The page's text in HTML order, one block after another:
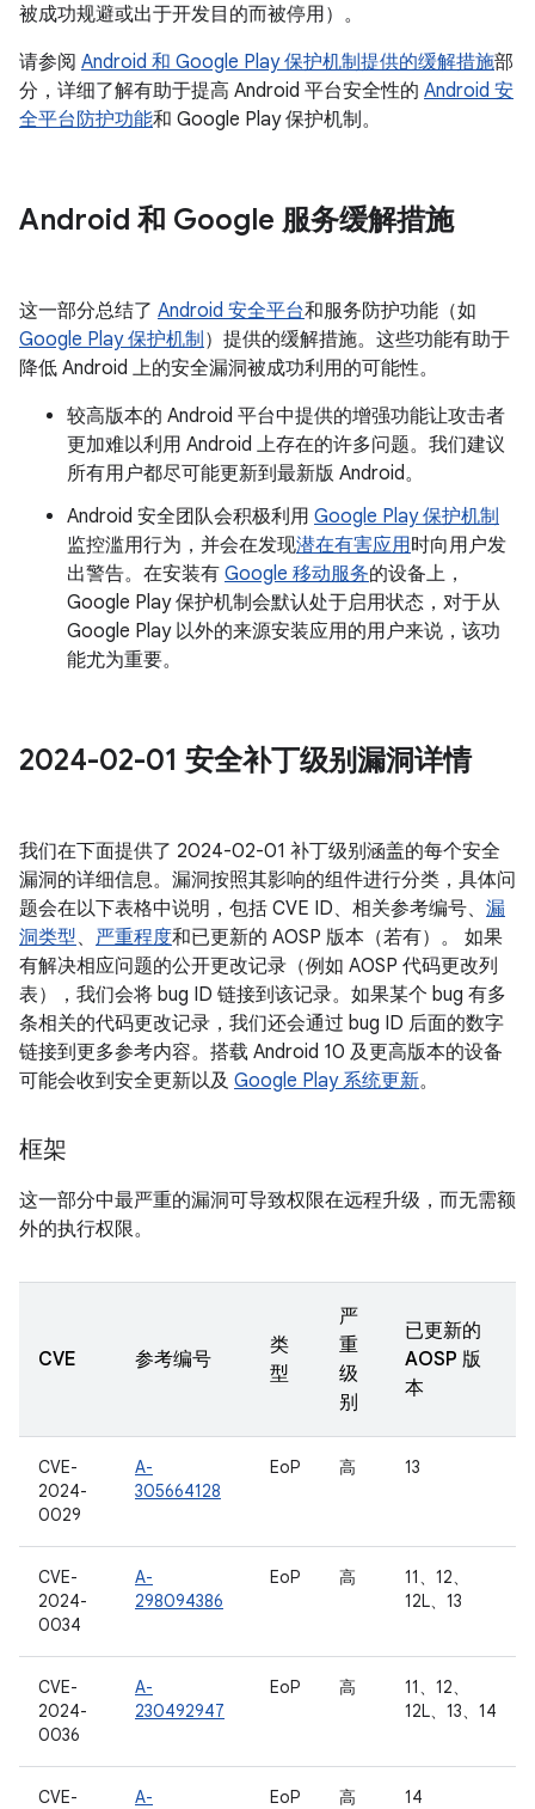
被成功规避或出于开发目的而被停用）。
请参阅 Android 和 Google Play 保护机制提供的缓解措施部
分，详细了解有助于提高 Android 平台安全性的 Android 安
全平台防护功能和 Google Play 保护机制。
Android 和 Google 服务缓解措施
这一部分总结了 Android 安全平台和服务防护功能（如
Google Play 保护机制 ）提供的缓解措施。这些功能有助于
降低 Android 上的安全漏洞被成功利用的可能性。
较高版本的 Android 平台中提供的增强功能让攻击者
更加难以利用 Android 上存在的许多问题。我们建议
所有用户都尽可能更新到最新版 Android。
Android 安全团队会积极利用 Google Play 保护机制
监控滥用行为，并会在发现潜在有害应用时向用户发
出警告。在安装有 Google 移动服务的设备上，
Google Play 保护机制会默认处于启用状态，对于从
Google Play 以外的来源安装应用的用户来说，该功
能尤为重要。
2024-02-01 安全补丁级别漏洞详情
我们在下面提供了 2024-02-01 补丁级别涵盖的每个安全
漏洞的详细信息。漏洞按照其影响的组件进行分类，具体问
题会在以下表格中说明，包括 CVE ID、相关参考编号、 漏
洞类型、 严重程度和已更新的 AOSP 版本（若有）。 如果
有解决相应问题的公开更改记录（例如 AOSP 代码更改列
表），我们会将 bug ID 链接到该记录。如果某个 bug 有多
条相关的代码更改记录，我们还会通过 bug ID 后面的数字
链接到更多参考内容。搭载 Android 10 及更高版本的设备
可能会收到安全更新以及 Google Play 系统更新。
框架
这一部分中最严重的漏洞可导致权限在远程升级，而无需额
外的执行权限。
CVE 参考编号
类
型
严
重
级
别
已更新的
AOSP 版
本
CVE-
2024-
0029
A-
305664128
EoP 高 13
CVE-
2024-
0034
A-
298094386
EoP 高
11、12、
12L、13
CVE-
2024-
0036
A-
230492947
EoP 高
11、12、
12L、13、14
CVE- A- EoP 高 14